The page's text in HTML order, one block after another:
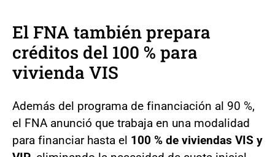
El FNA también prepara
créditos del 100 % para
vivienda VIS
Además del programa de financiación al 90 %,
el FNA anunció que trabaja en una modalidad
para financiar hasta el 100 % de viviendas VIS y